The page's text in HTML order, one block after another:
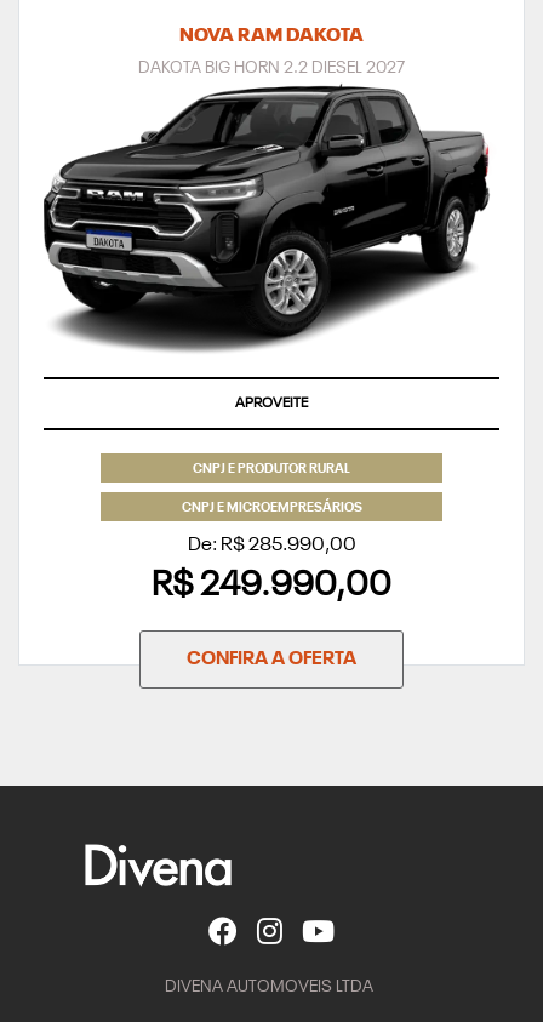
NOVA RAM DAKOTA
DAKOTA BIG HORN 2.2 DIESEL 2027
APROVEITE
CNPJ E PRODUTOR RURAL
CNPJ E MICROEMPRESÁRIOS
De: R$ 285.990,00
R$ 249.990,00
CONFIRA A OFERTA
DIVENA AUTOMOVEIS LTDA